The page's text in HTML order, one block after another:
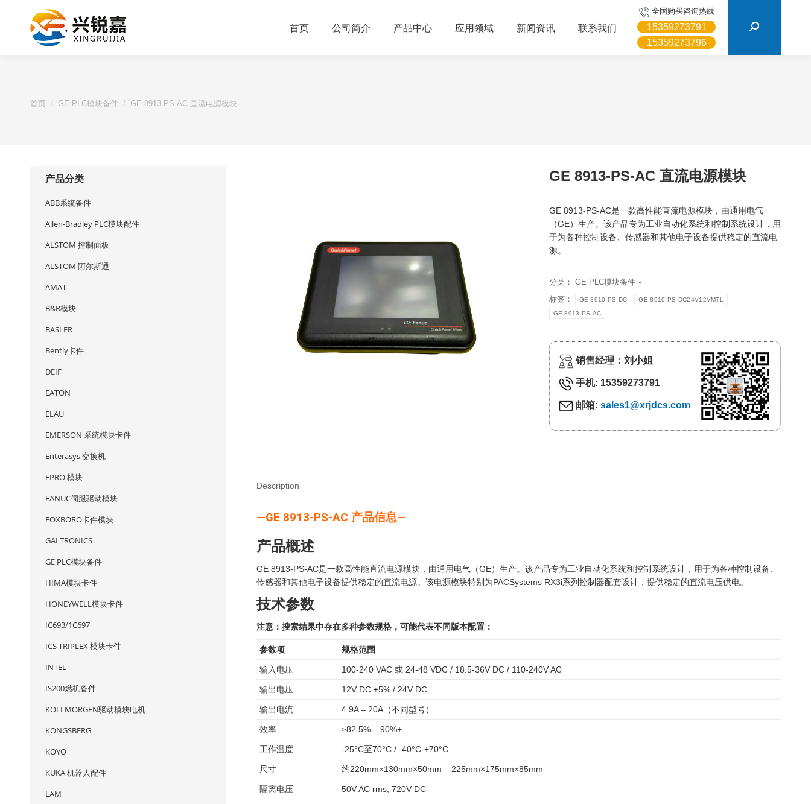
首页 公司简介 产品中心 应用领域 新闻资讯 联系我们
全国购买咨询热线
15359273791
15359273796
首页 GE PLC模块备件 GE 8913-PS-AC 直流电源模块
GE 8913-PS-AC 直流电源模块
GE 8913-PS-AC是一款高性能直流电源模块，由通用电气
（GE）生产。该产品专为工业自动化系统和控制系统设计，用
于为各种控制设备、传感器和其他电子设备提供稳定的直流电
源。
分类： GE PLC模块备件
标签：
GE 8910-PS-DC GE 8910-PS-DC24V12VMTL
GE 8913-PS-AC
销售经理：刘小姐
手机: 15359273791
邮箱: sales1@xrjdcs.com
Description
—GE 8913-PS-AC 产品信息—
产品概述
GE 8913-PS-AC是一款高性能直流电源模块，由通用电气（GE）生产。该产品专为工业自动化系统和控制系统设计，用于为各种控制设备、
传感器和其他电子设备提供稳定的直流电源。该电源模块特别为PACSystems RX3i系列控制器配套设计，提供稳定的直流电压供电。
技术参数
注意：搜索结果中存在多种参数规格，可能代表不同版本配置：
参数项 规格范围
输入电压 100-240 VAC 或 24-48 VDC / 18.5-36V DC / 110-240V AC
输出电压 12V DC ±5% / 24V DC
输出电流 4.9A – 20A（不同型号）
效率 ≥82.5% – 90%+
工作温度 -25°C至70°C / -40°C-+70°C
尺寸 约220mm×130mm×50mm – 225mm×175mm×85mm
隔离电压 50V AC rms, 720V DC
产品分类
ABB系统备件
Allen-Bradley PLC模块配件
ALSTOM 控制面板
ALSTOM 阿尔斯通
AMAT
B&R模块
BASLER
Bently卡件
DEIF
EATON
ELAU
EMERSON 系统模块卡件
Enterasys 交换机
EPRO 模块
FANUC伺服驱动模块
FOXBORO卡件模块
GAI TRONICS
GE PLC模块备件
HIMA模块卡件
HONEYWELL模块卡件
IC693/1C697
ICS TRIPLEX 模块卡件
INTEL
IS200燃机备件
KOLLMORGEN驱动模块电机
KONGSBERG
KOYO
KUKA 机器人配件
LAM